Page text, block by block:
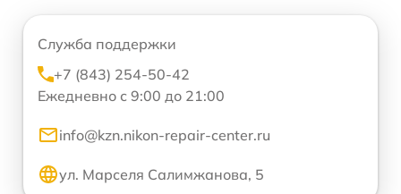
Служба поддержки
+7 (843) 254-50-42
Ежедневно с 9:00 до 21:00
info@kzn.nikon-repair-center.ru
ул. Марселя Салимжанова, 5